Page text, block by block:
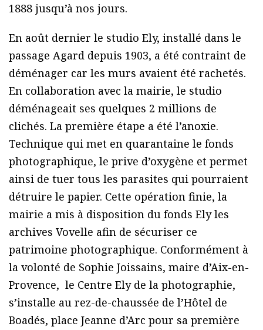
1888 jusqu’à nos jours.
En août dernier le studio Ely, installé dans le
passage Agard depuis 1903, a été contraint de
déménager car les murs avaient été rachetés.
En collaboration avec la mairie, le studio
déménageait ses quelques 2 millions de
clichés. La première étape a été l’anoxie.
Technique qui met en quarantaine le fonds
photographique, le prive d’oxygène et permet
ainsi de tuer tous les parasites qui pourraient
détruire le papier. Cette opération finie, la
mairie a mis à disposition du fonds Ely les
archives Vovelle afin de sécuriser ce
patrimoine photographique. Conformément à
la volonté de Sophie Joissains, maire d’Aix-en-
Provence, le Centre Ely de la photographie,
s’installe au rez-de-chaussée de l’Hôtel de
Boadés, place Jeanne d’Arc pour sa première